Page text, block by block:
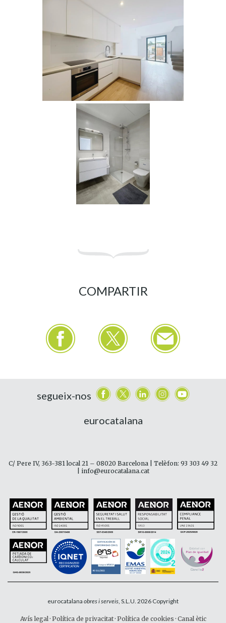
COMPARTIR
segueix-nos
eurocatalana
C/ Pere IV, 363-381 local 21 – 08020 Barcelona | Telèfon: 93 303 49 32
| info@eurocatalana.cat
eurocatalana obres i serveis , S.L.U. 2026 Copyright
Avís legal · Política de privacitat· Política de cookies · Canal ètic